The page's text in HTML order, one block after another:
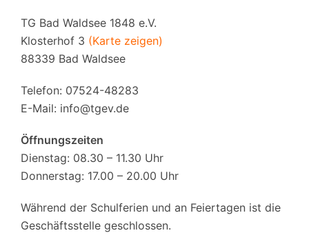
TG Bad Waldsee 1848 e.V.
Klosterhof 3 (Karte zeigen)
88339 Bad Waldsee
Telefon: 07524-48283
E-Mail: info@tgev.de
Öffnungszeiten
Dienstag: 08.30 – 11.30 Uhr
Donnerstag: 17.00 – 20.00 Uhr
Während der Schulferien und an Feiertagen ist die
Geschäftsstelle geschlossen.